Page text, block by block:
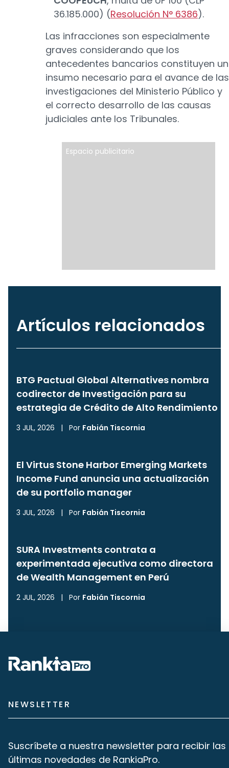
36.185.000) (Resolución N° 6386).
Las infracciones son especialmente
graves considerando que los
antecedentes bancarios constituyen un
insumo necesario para el avance de las
investigaciones del Ministerio Público y
el correcto desarrollo de las causas
judiciales ante los Tribunales.
Espacio publicitario
Artículos relacionados
BTG Pactual Global Alternatives nombra
codirector de Investigación para su
estrategia de Crédito de Alto Rendimiento
3 JUL, 2026 | Por Fabián Tiscornia
El Virtus Stone Harbor Emerging Markets
Income Fund anuncia una actualización
de su portfolio manager
3 JUL, 2026 | Por Fabián Tiscornia
SURA Investments contrata a
experimentada ejecutiva como directora
de Wealth Management en Perú
2 JUL, 2026 | Por Fabián Tiscornia
NEWSLETTER
Suscríbete a nuestra newsletter para recibir las
últimas novedades de RankiaPro.